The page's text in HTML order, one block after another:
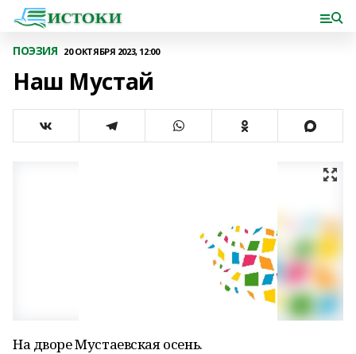
ПОЭЗИЯ 20 ОКТЯБРЯ 2023, 12:00
Наш Мустай
На дворе Мустаевская осень.